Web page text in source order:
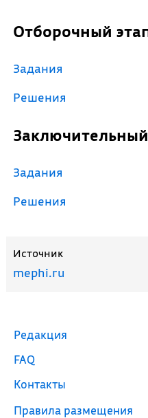
Отборочный
Задания
Решения
Задания
Решения
Источник
mephi.ru
Редакция
FAQ
Контакты
Правила размещения